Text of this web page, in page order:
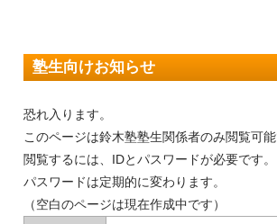
塾生向けお知らせ
恐れ入ります。
このページは鈴木塾塾生関係者のみ閲覧可能
閲覧するには、IDとパスワードが必要です。
パスワードは定期的に変わります。
（空白のページは現在作成中です）